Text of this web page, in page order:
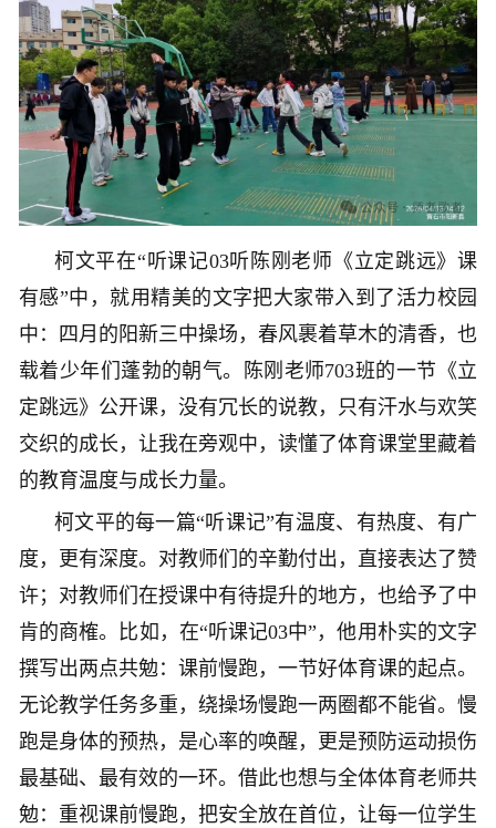
柯文平在“听课记03听陈刚老师《立定跳远》课
有感”中，就用精美的文字把大家带入到了活力校园
中：四月的阳新三中操场，春风裹着草木的清香，也
载着少年们蓬勃的朝气。陈刚老师703班的一节《立
定跳远》公开课，没有冗长的说教，只有汗水与欢笑
交织的成长，让我在旁观中，读懂了体育课堂里藏着
的教育温度与成长力量。
柯文平的每一篇“听课记”有温度、有热度、有广
度，更有深度。对教师们的辛勤付出，直接表达了赞
许；对教师们在授课中有待提升的地方，也给予了中
肯的商榷。比如，在“听课记03中”，他用朴实的文字
撰写出两点共勉：课前慢跑，一节好体育课的起点。
无论教学任务多重，绕操场慢跑一两圈都不能省。慢
跑是身体的预热，是心率的唤醒，更是预防运动损伤
最基础、最有效的一环。借此也想与全体体育老师共
勉：重视课前慢跑，把安全放在首位，让每一位学生